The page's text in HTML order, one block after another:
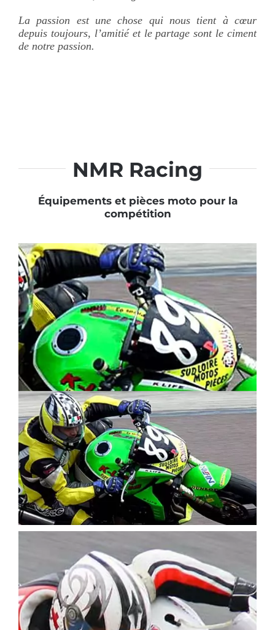
La passion est une chose qui nous tient à cœur
depuis toujours, l’amitié et le partage sont le ciment
de notre passion.
NMR Racing
Équipements et pièces moto pour la
compétition